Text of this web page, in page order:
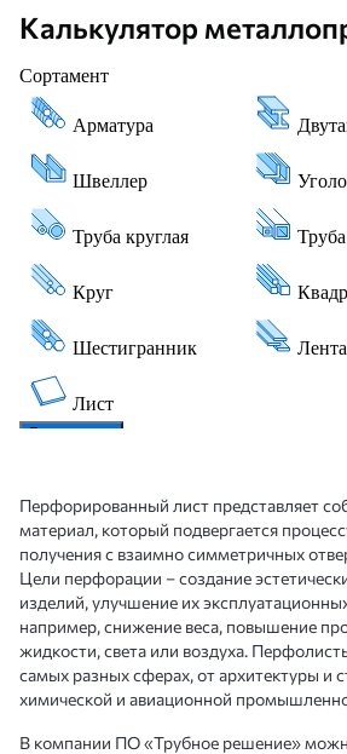
Калькулятор
Перфорированный лист представляет
материал, который подвергается
получения с взаимно симметричных
Цели перфорации – создание
изделий, улучшение их
например, снижение веса, повышение
жидкости, света или воздуха.
самых разных сферах, от архитектуры и
химической и авиационной
В компании ПО «Трубное решение»